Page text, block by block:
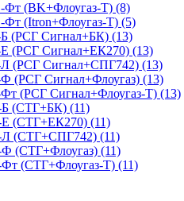
Фт (BK+Флоугаз-Т) (8)
(Itron+Флоугаз-Т) (5)
(РСГ Сигнал+БК) (13)
(РСГ Сигнал+ЕК270) (13)
Л (РСГ Сигнал+СПГ742) (13)
(РСГ Сигнал+Флоугаз) (13)
(РСГ Сигнал+Флоугаз-Т) (13)
Б (СТГ+БК) (11)
Е (СТГ+ЕК270) (11)
Л (СТГ+СПГ742) (11)
(СТГ+Флоугаз) (11)
(СТГ+Флоугаз-Т) (11)